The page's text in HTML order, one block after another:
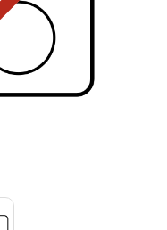
знаки
(Стойки)